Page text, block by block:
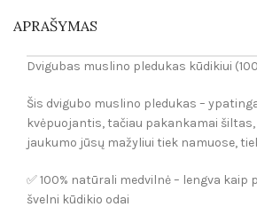
APRAŠYMAS
Dvigubas muslino pledukas kūdikiui
Šis dvigubo muslino pledukas –
kvėpuojantis, tačiau pakankamai
jaukumo jūsų mažyliui tiek namuose,
✅ 100% natūrali medvilnė – lengva
švelni kūdikio odai